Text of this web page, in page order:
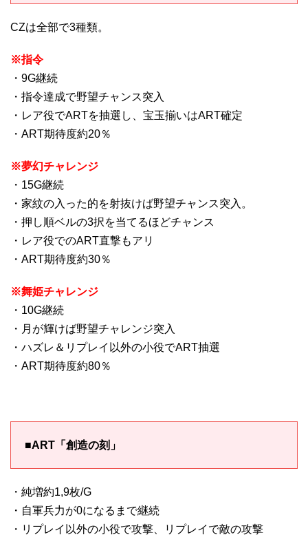
CZは全部で3種類。
※指令
・9G継続
・指令達成で野望チャンス突入
・レア役でARTを抽選し、宝玉揃いはART確定
・ART期待度約20％
※夢幻チャレンジ
・15G継続
・家紋の入った的を射抜けば野望チャンス突入。
・押し順ベルの3択を当てるほどチャンス
・レア役でのART直撃もアリ
・ART期待度約30％
※舞姫チャレンジ
・10G継続
・月が輝けば野望チャレンジ突入
・ハズレ＆リプレイ以外の小役でART抽選
・ART期待度約80％
■ART「創造の刻」
・純増約1,9枚/G
・自軍兵力が0になるまで継続
・リプレイ以外の小役で攻撃、リプレイで敵の攻撃